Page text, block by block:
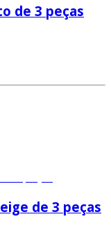
de 3 peças
de 3 peças